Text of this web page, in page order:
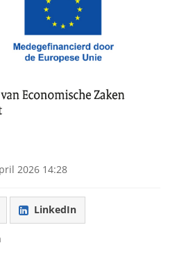
2026 14:28
LinkedIn